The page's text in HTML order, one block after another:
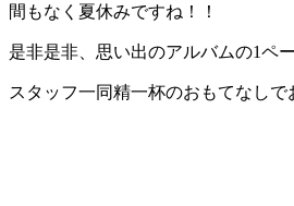
間もなく夏休みですね！！
是非是非、思い出のアルバムの1ペ
スタッフ一同精一杯のおもてなしで